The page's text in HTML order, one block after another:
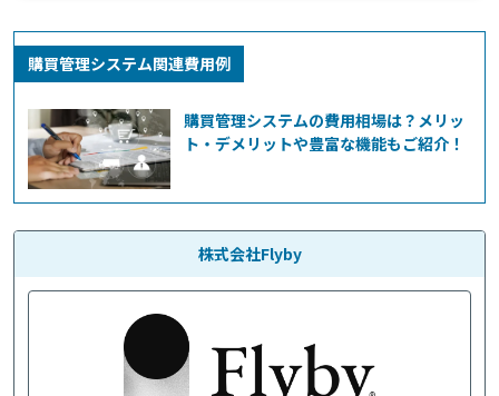
購買管理システム関連費用例
購買管理システムの費用相場は？メリッ
ト・デメリットや豊富な機能もご紹介！
株式会社Flyby